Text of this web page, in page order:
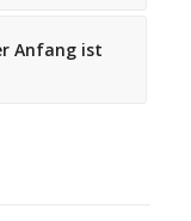
Anfang ist